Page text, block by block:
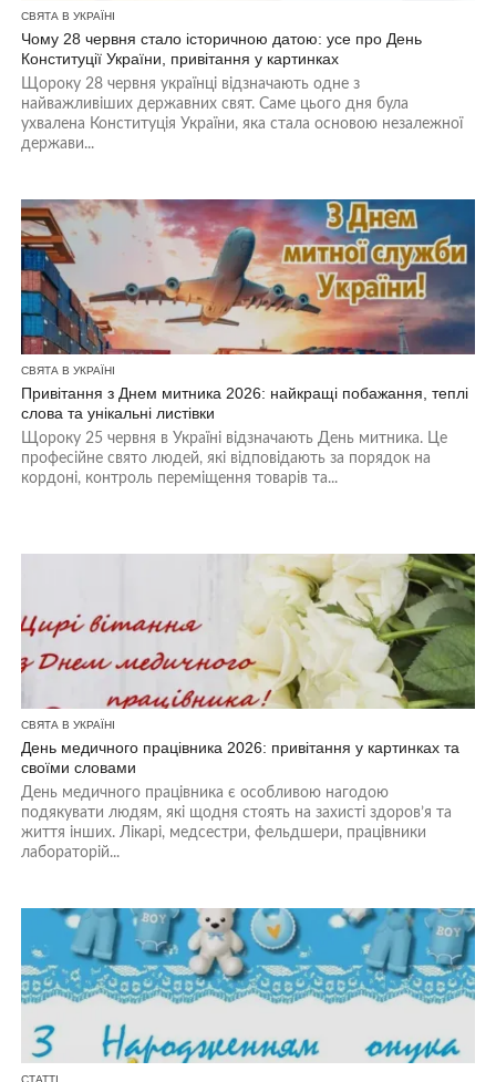
СВЯТА В УКРАЇНІ
Чому 28 червня стало історичною датою: усе про День
Конституції України, привітання у картинках
Щороку 28 червня українці відзначають одне з
найважливіших державних свят. Саме цього дня була
ухвалена Конституція України, яка стала основою незалежної
держави...
СВЯТА В УКРАЇНІ
Привітання з Днем митника 2026: найкращі побажання, теплі
слова та унікальні листівки
Щороку 25 червня в Україні відзначають День митника. Це
професійне свято людей, які відповідають за порядок на
кордоні, контроль переміщення товарів та...
СВЯТА В УКРАЇНІ
День медичного працівника 2026: привітання у картинках та
своїми словами
День медичного працівника є особливою нагодою
подякувати людям, які щодня стоять на захисті здоров’я та
життя інших. Лікарі, медсестри, фельдшери, працівники
лабораторій...
СТАТТІ